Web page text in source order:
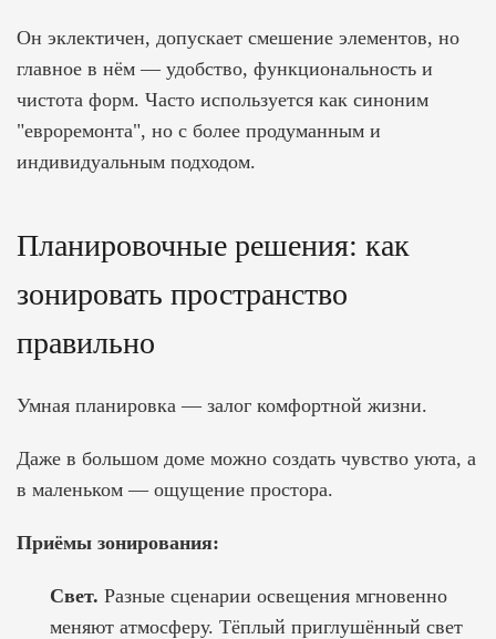
Он эклектичен, допускает смешение элементов, но
главное в нём — удобство, функциональность и
чистота форм. Часто используется как синоним
"евроремонта", но с более продуманным и
индивидуальным подходом.
Планировочные решения: как
зонировать пространство
правильно
Умная планировка — залог комфортной жизни.
Даже в большом доме можно создать чувство уюта, а
в маленьком — ощущение простора.
Приёмы зонирования:
Свет. Разные сценарии освещения мгновенно
меняют атмосферу. Тёплый приглушённый свет